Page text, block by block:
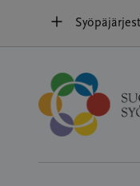
sisältöön